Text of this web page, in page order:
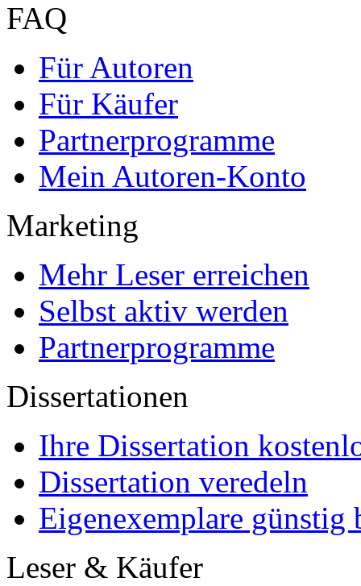
FAQ
Für Autoren
Für Käufer
Partnerprogramme
Mein Autoren-Konto
Marketing
Mehr Leser erreichen
Selbst aktiv werden
Partnerprogramme
Dissertationen
Ihre Dissertation
Dissertation veredeln
Eigenexemplare günstig
Leser & Käufer